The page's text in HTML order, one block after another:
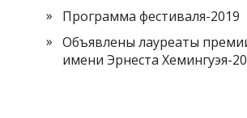
Программа фестиваля-2019
Объявлены лауреаты
имени Эрнеста Хемингуэя-